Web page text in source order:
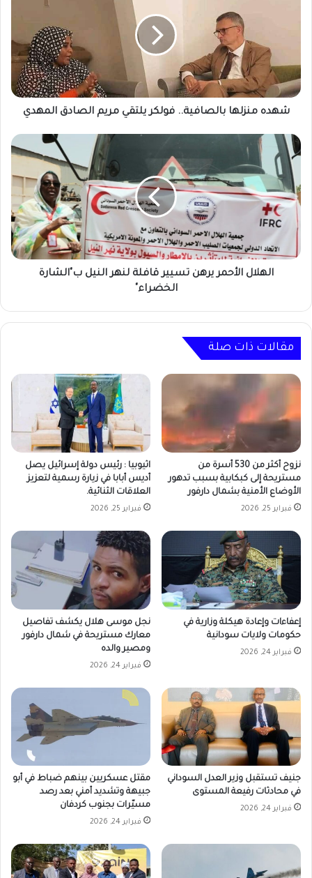
الصادق
المهدي
شهده منزلها بالصافية.. فولكر يلتقي مريم الصادق المهدي
الهلال
الأحمر
يرهن
تسيير
قافلة
لنهر
النيل
ب"الشارة
الخضراء"
الهلال الأحمر يرهن تسيير قافلة لنهر النيل ب"الشارة
الخضراء"
مقالات ذات صلة
نزوح أكثر من 530 أسرة من
مستريحة إلى كبكابية بسبب تدهور
الأوضاع الأمنية بشمال دارفور
فبراير 25, 2026
اثيوبيا : رئيس دولة إسرائيل يصل
أديس أبابا في زيارة رسمية لتعزيز
العلاقات الثنائية.
فبراير 25, 2026
إعفاءات وإعادة هيكلة وزارية في
حكومات ولايات سودانية
فبراير 24, 2026
نجل موسى هلال يكشف تفاصيل
معارك مستريحة في شمال دارفور
ومصير والده
فبراير 24, 2026
جنيف تستقبل وزير العدل السوداني
في محادثات رفيعة المستوى
فبراير 24, 2026
مقتل عسكريين بينهم ضباط في أبو
جبيهة وتشديد أمني بعد رصد
مسيّرات بجنوب كردفان
فبراير 24, 2026